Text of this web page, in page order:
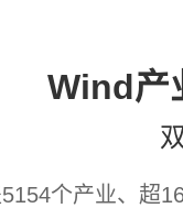
Wind产
个产业、超